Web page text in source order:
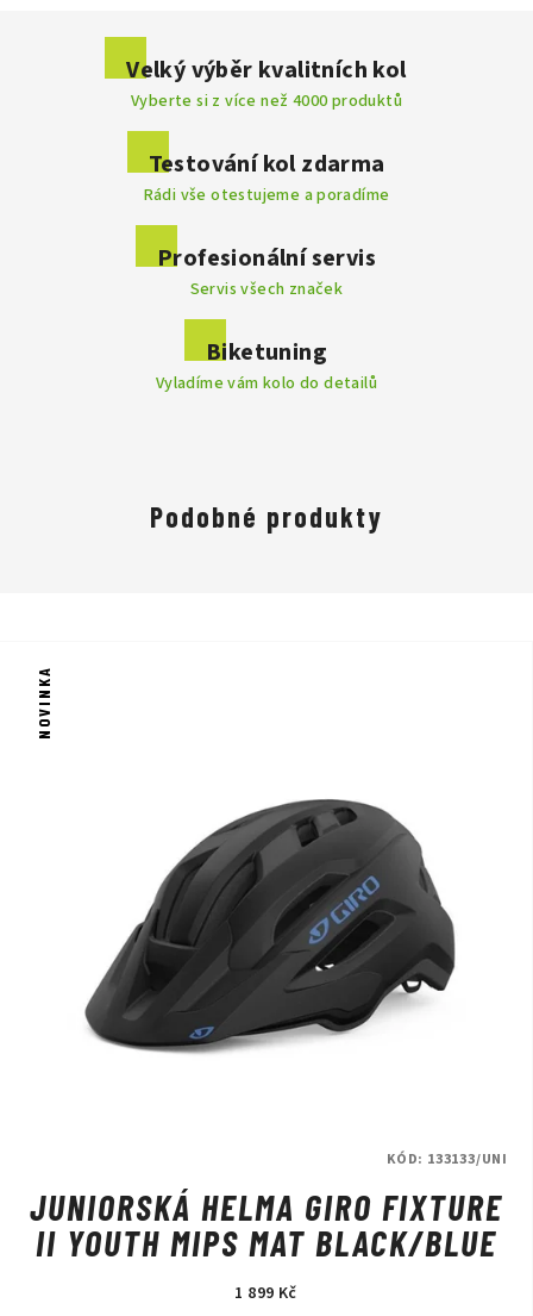
Přidat komentář
Cyklistické
nejlehčím na trhu
Velký výběr kvalitních kol
Vyberte si z více než 4000 produktů
Testování kol zdarma
Rádi vše otestujeme a poradíme
Profesionální servis
Servis všech značek
Biketuning
Vyladíme vám kolo do detailů
Podobné produkty
NOVINKA
JUNIORSKÁ HELMA GIRO FIXTURE
II YOUTH MIPS MAT BLACK/BLUE
1 899 Kč
KÓD: 133133/UNI